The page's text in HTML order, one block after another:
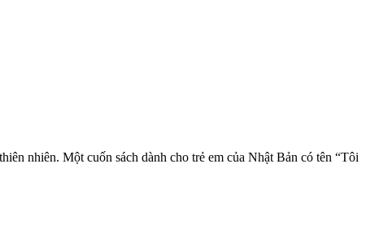
nhiên. Một cuốn sách dành cho trẻ em của Nhật Bản có tên “Tôi